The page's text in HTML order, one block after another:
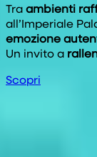
Traambienti
all’Imperiale
emozione
Un invito a
Scopri